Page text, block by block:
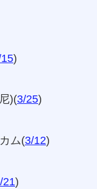
)
)(3/25)
ム(3/12)
21)